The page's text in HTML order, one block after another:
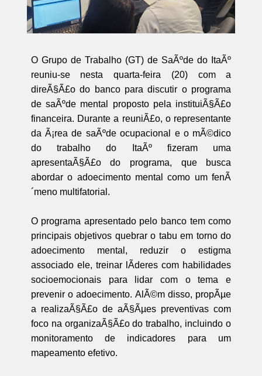
O Grupo de Trabalho (GT) de SaÃºde do ItaÃº
reuniu-se nesta quarta-feira (20) com a
direÃ§Ã£o do banco para discutir o programa
de saÃºde mental proposto pela instituiÃ§Ã£o
financeira. Durante a reuniÃ£o, o representante
da Ã¡rea de saÃºde ocupacional e o mÃ©dico
do trabalho do ItaÃº fizeram uma
apresentaÃ§Ã£o do programa, que busca
abordar o adoecimento mental como um fenÃ
´meno multifatorial.
O programa apresentado pelo banco tem como
principais objetivos quebrar o tabu em torno do
adoecimento mental, reduzir o estigma
associado ele, treinar lÃ­deres com habilidades
socioemocionais para lidar com o tema e
prevenir o adoecimento. AlÃ©m disso, propÃµe
a realizaÃ§Ã£o de aÃ§Ãµes preventivas com
foco na organizaÃ§Ã£o do trabalho, incluindo o
monitoramento de indicadores para um
mapeamento efetivo.